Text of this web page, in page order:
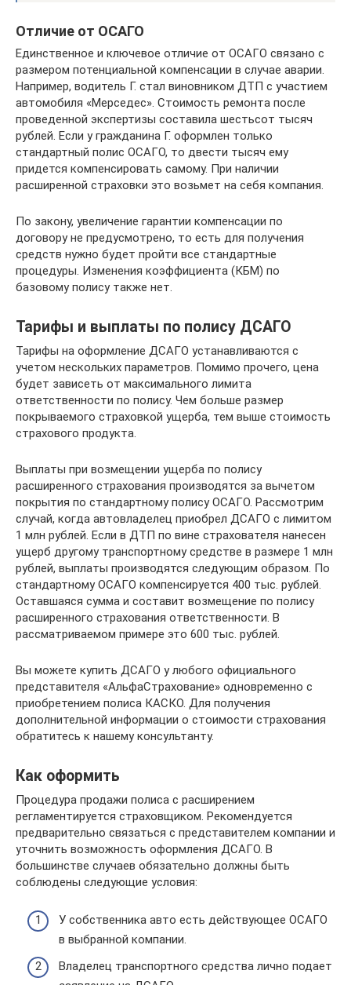
Отличие от ОСАГО
Единственное и ключевое отличие от ОСАГО связано с
размером потенциальной компенсации в случае аварии.
Например, водитель Г. стал виновником ДТП с участием
автомобиля «Мерседес». Стоимость ремонта после
проведенной экспертизы составила шестьсот тысяч
рублей. Если у гражданина Г. оформлен только
стандартный полис ОСАГО, то двести тысяч ему
придется компенсировать самому. При наличии
расширенной страховки это возьмет на себя компания.
По закону, увеличение гарантии компенсации по
договору не предусмотрено, то есть для получения
средств нужно будет пройти все стандартные
процедуры. Изменения коэффициента (КБМ) по
базовому полису также нет.
Тарифы и выплаты по полису ДСАГО
Тарифы на оформление ДСАГО устанавливаются с
учетом нескольких параметров. Помимо прочего, цена
будет зависеть от максимального лимита
ответственности по полису. Чем больше размер
покрываемого страховкой ущерба, тем выше стоимость
страхового продукта.
Выплаты при возмещении ущерба по полису
расширенного страхования производятся за вычетом
покрытия по стандартному полису ОСАГО. Рассмотрим
случай, когда автовладелец приобрел ДСАГО с лимитом
1 млн рублей. Если в ДТП по вине страхователя нанесен
ущерб другому транспортному средстве в размере 1 млн
рублей, выплаты производятся следующим образом. По
стандартному ОСАГО компенсируется 400 тыс. рублей.
Оставшаяся сумма и составит возмещение по полису
расширенного страхования ответственности. В
рассматриваемом примере это 600 тыс. рублей.
Вы можете купить ДСАГО у любого официального
представителя «АльфаСтрахование» одновременно с
приобретением полиса КАСКО. Для получения
дополнительной информации о стоимости страхования
обратитесь к нашему консультанту.
Как оформить
Процедура продажи полиса с расширением
регламентируется страховщиком. Рекомендуется
предварительно связаться с представителем компании и
уточнить возможность оформления ДСАГО. В
большинстве случаев обязательно должны быть
соблюдены следующие условия:
У собственника авто есть действующее ОСАГО
в выбранной компании.
Владелец транспортного средства лично подает